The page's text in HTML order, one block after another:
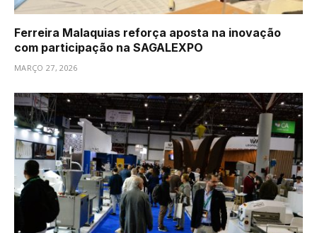
Ferreira Malaquias reforça aposta na inovação
com participação na SAGALEXPO
MARÇO 27, 2026